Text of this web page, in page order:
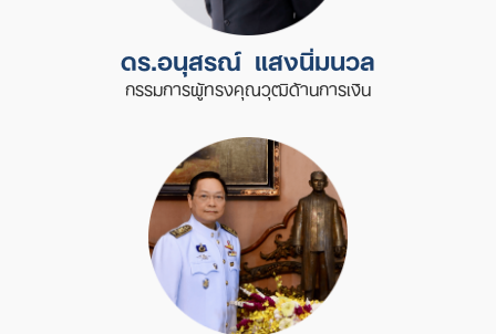
ดร.อนุสรณ์ แสงนิ่มนวล
กรรมการผู้ทรงคุณวุฒิด้านการเงิน